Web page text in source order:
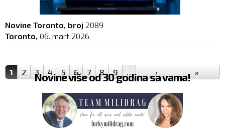
Novine Toronto, broj 2089
Toronto, 06. mart 2026.
Pages
1 2 3 4 5 6 7 8 9 … › »
Novine više od 30 godina sa vama!